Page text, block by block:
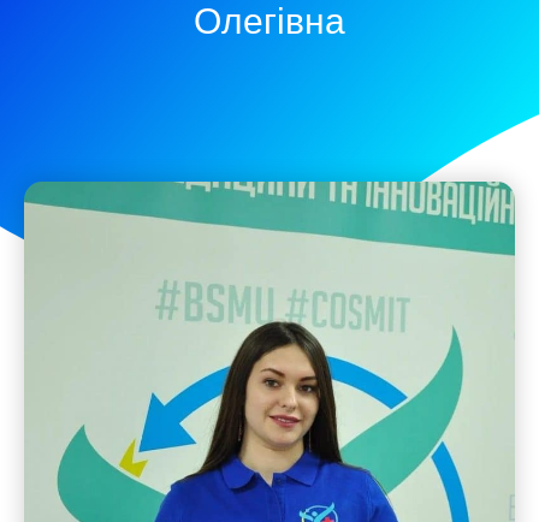
Олегівна